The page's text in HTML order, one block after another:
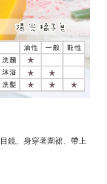
鏡、身穿著圍裙、帶上